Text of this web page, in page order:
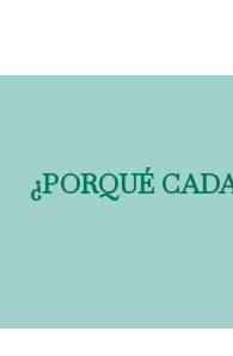
¿PORQUÉ